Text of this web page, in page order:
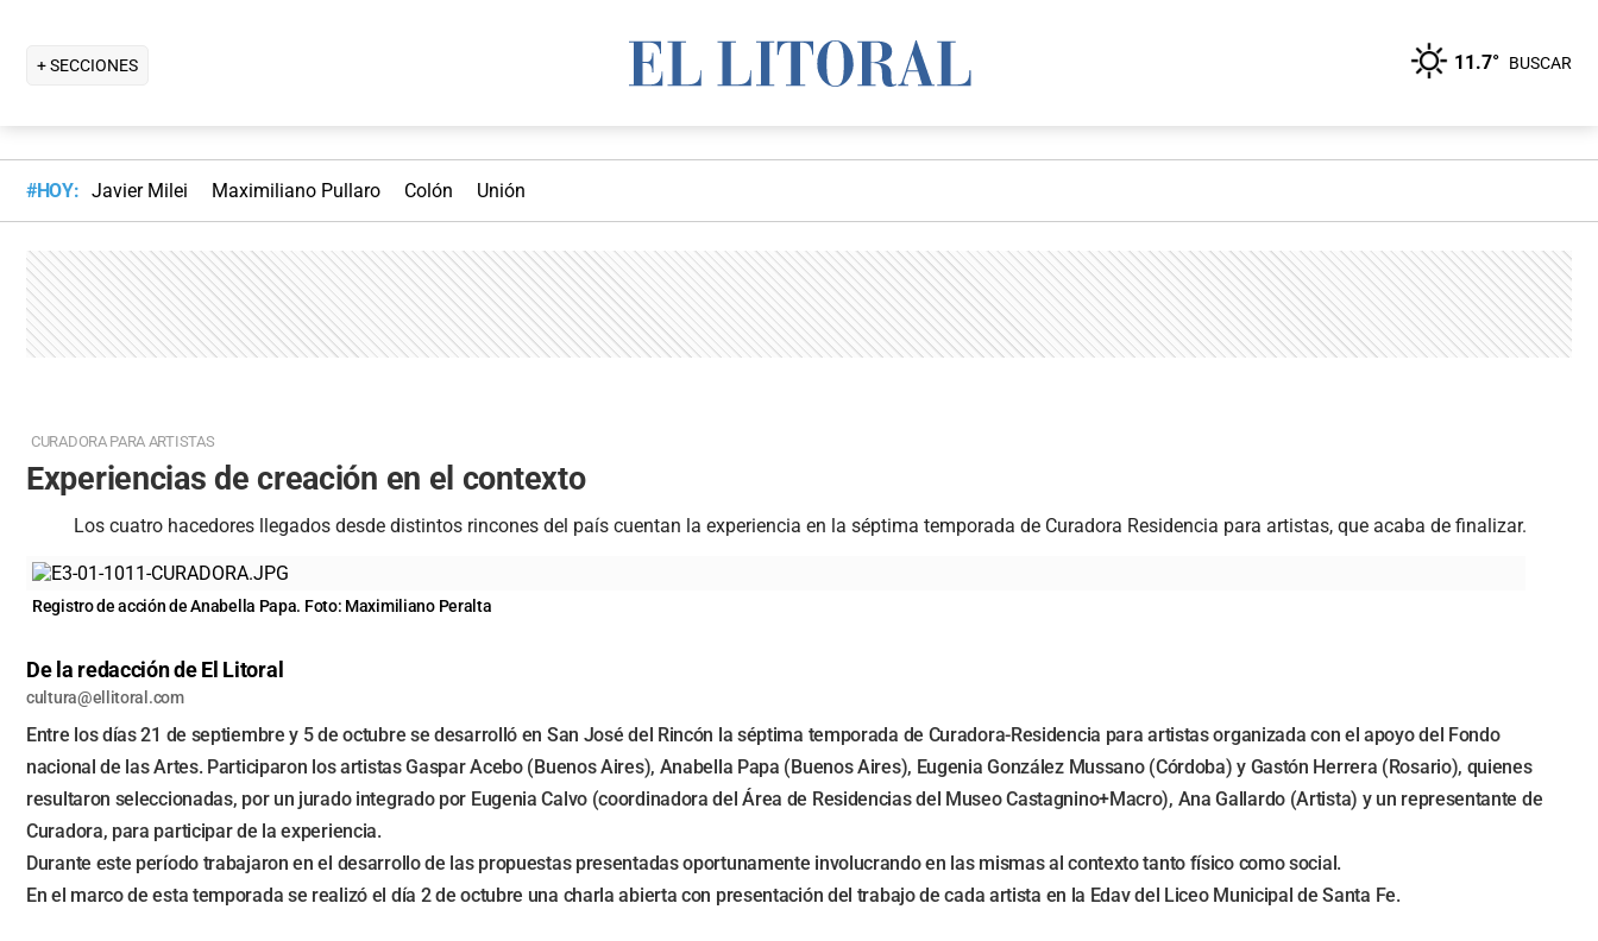
+ SECCIONES 11.7° BUSCAR
#HOY: Javier Milei Maximiliano Pullaro Colón Unión
CURADORA PARA ARTISTAS
Experiencias de creación en el contexto
Los cuatro hacedores llegados desde distintos rincones del país cuentan la experiencia en la séptima temporada de Curadora Residencia para artistas, que acaba de finalizar.
Registro de acción de Anabella Papa. Foto: Maximiliano Peralta
De la redacción de El Litoral
cultura@ellitoral.com
Entre los días 21 de septiembre y 5 de octubre se desarrolló en San José del Rincón la séptima temporada de Curadora-Residencia para artistas organizada con el apoyo del Fondo
nacional de las Artes. Participaron los artistas Gaspar Acebo (Buenos Aires), Anabella Papa (Buenos Aires), Eugenia González Mussano (Córdoba) y Gastón Herrera (Rosario), quienes
resultaron seleccionadas, por un jurado integrado por Eugenia Calvo (coordinadora del Área de Residencias del Museo Castagnino+Macro), Ana Gallardo (Artista) y un representante de
Curadora, para participar de la experiencia.
Durante este período trabajaron en el desarrollo de las propuestas presentadas oportunamente involucrando en las mismas al contexto tanto físico como social.
En el marco de esta temporada se realizó el día 2 de octubre una charla abierta con presentación del trabajo de cada artista en la Edav del Liceo Municipal de Santa Fe.